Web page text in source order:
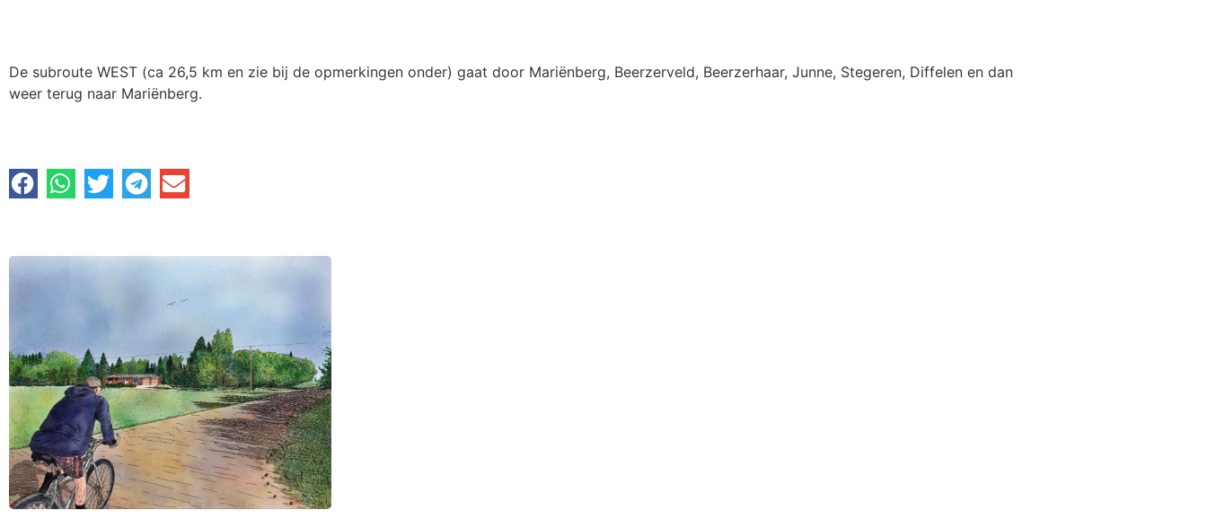
De subroute WEST (ca 26,5 km en zie bij de opmerkingen onder) gaat door Mariënberg, Beerzerveld, Beerzerhaar, Junne, Stegeren, Diffelen en dan
weer terug naar Mariënberg.